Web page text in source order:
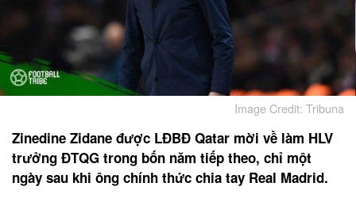
Image Credit: Tribuna
Zinedine Zidane được LĐBĐ Qatar mời về làm HLV
trưởng ĐTQG trong bốn năm tiếp theo, chỉ một
ngày sau khi ông chính thức chia tay Real Madrid.